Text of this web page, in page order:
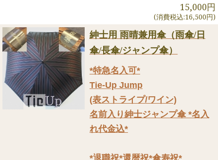
15,000円
(消費税込:16,500円)
紳士用 雨晴兼用傘（雨傘/日
傘/長傘/ジャンプ傘）
*特急名入可*
Tie-Up Jump
(表ストライプ/ワイン)
名前入り紳士ジャンプ傘 *名入
れ代金込*
*退職祝*還暦祝*傘寿祝*